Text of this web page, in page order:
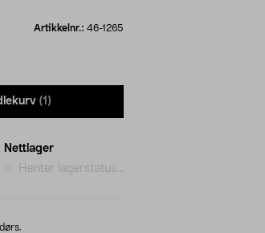
Artikkelnr.: 46-1265
(1)
Nettlager
Henter lagerstatus...